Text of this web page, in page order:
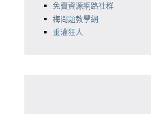
免費資源網路社群
梅問題教學網
重灌狂人